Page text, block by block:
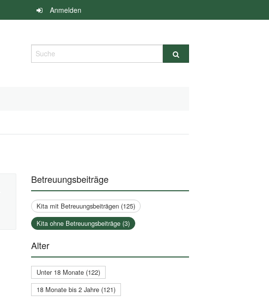
Anmelden
Suche
Betreuungsbeiträge
Kita mit Betreuungsbeiträgen (125)
Kita ohne Betreuungsbeiträge (3)
Alter
Unter 18 Monate (122)
18 Monate bis 2 Jahre (121)